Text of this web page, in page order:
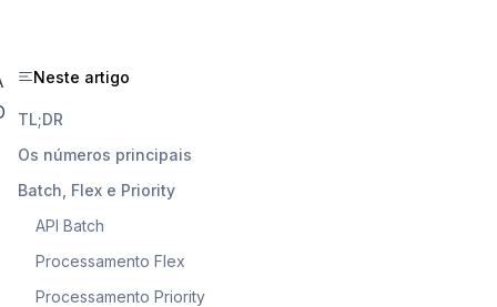
Neste artigo
TL;DR
Os números principais
Batch, Flex e Priority
API Batch
Processamento Flex
Processamento Priority